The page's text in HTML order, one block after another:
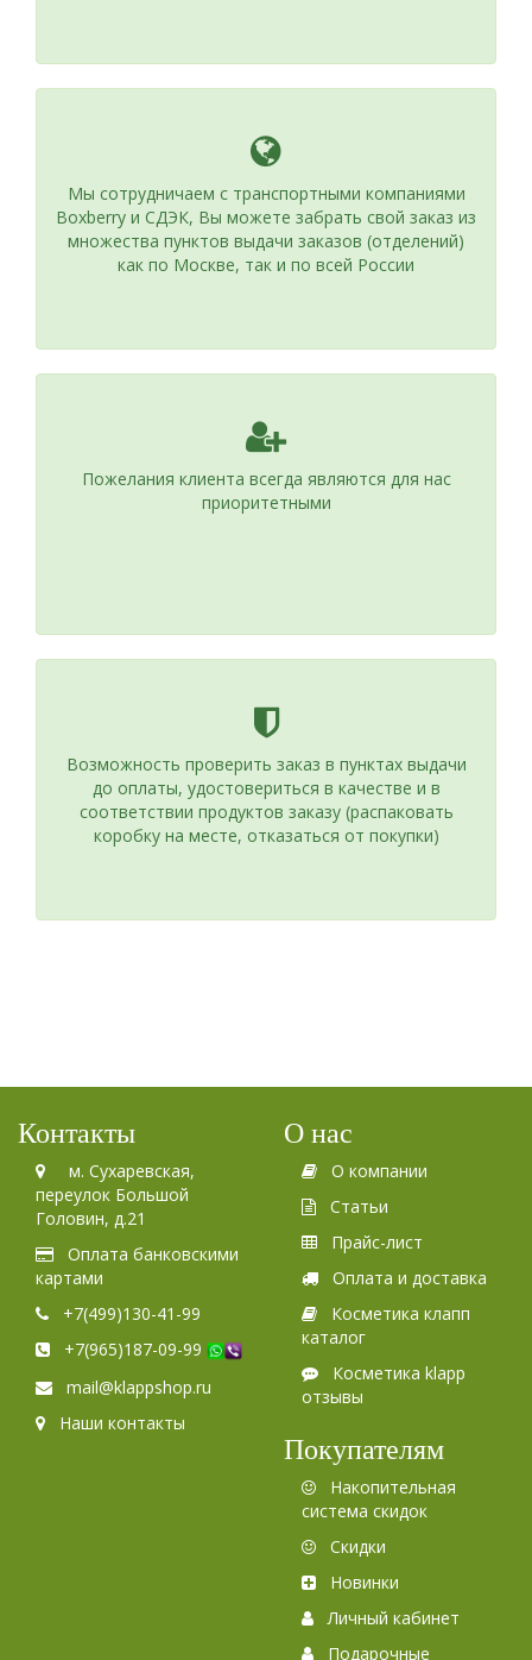
Мы сотрудничаем с транспортными компаниями
Boxberry и СДЭК, Вы можете забрать свой заказ из
множества пунктов выдачи заказов (отделений)
как по Москве, так и по всей России
Пожелания клиента всегда являются для нас
приоритетными
Возможность проверить заказ в пунктах выдачи
до оплаты, удостовериться в качестве и в
соответствии продуктов заказу (распаковать
коробку на месте, отказаться от покупки)
Контакты
м. Сухаревская,
переулок Большой
Головин, д.21
Оплата банковскими
картами
+7(499)130-41-99
+7(965)187-09-99
mail@klappshop.ru
Наши контакты
О нас
О компании
Статьи
Прайс-лист
Оплата и доставка
Косметика клапп
каталог
Косметика klapp
отзывы
Покупателям
Накопительная
система скидок
Скидки
Новинки
Личный кабинет
Подарочные